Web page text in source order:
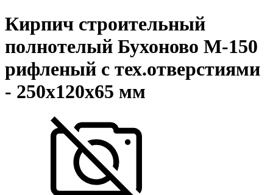
Кирпич строительный
полнотелый Бухоново М-150
рифленый с тех.отверстиями
- 250х120х65 мм